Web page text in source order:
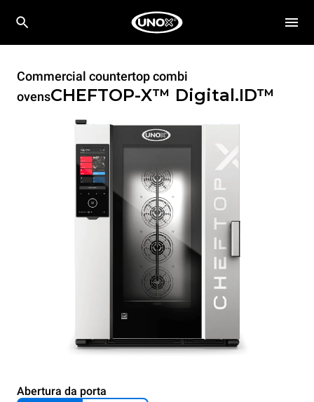
Commercial countertop combi
ovensCHEFTOP-X™ Digital.ID™
Abertura da porta